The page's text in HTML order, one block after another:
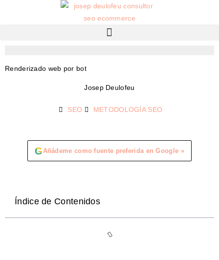
Renderizado web por bot
Josep Deulofeu
SEO METODOLOGÍA SEO
GAñádeme como fuente preferida en Google »
Índice de Contenidos